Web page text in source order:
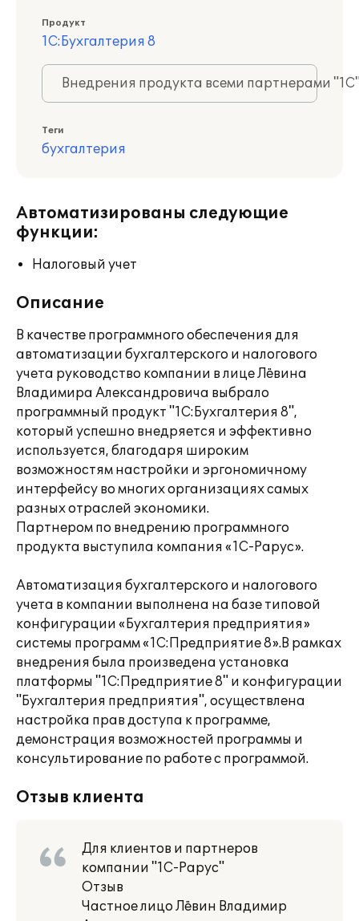
Продукт
1С:Бухгалтерия 8
Внедрения продукта всеми партнерами
Теги
бухгалтерия
Автоматизированы следующие
функции:
Налоговый учет
Описание
В качестве программного обеспечения для
автоматизации бухгалтерского и налогового
учета руководство компании в лице Лёвина
Владимира Александровича выбрало
программный продукт "1С:Бухгалтерия 8",
который успешно внедряется и эффективно
используется, благодаря широким
возможностям настройки и эргономичному
интерфейсу во многих организациях самых
разных отраслей экономики.
Партнером по внедрению программного
продукта выступила компания «1С-Рарус».
Автоматизация бухгалтерского и налогового
учета в компании выполнена на базе типовой
конфигурации «Бухгалтерия предприятия»
системы программ «1С:Предприятие 8».В рамках
внедрения была произведена установка
платформы "1С:Предприятие 8" и конфигурации
"Бухгалтерия предприятия", осуществлена
настройка прав доступа к программе,
демонстрация возможностей программы и
консультирование по работе с программой.
Отзыв клиента
Для клиентов и партнеров
компании "1С-Рарус"
Отзыв
Частное лицо Лёвин Владимир